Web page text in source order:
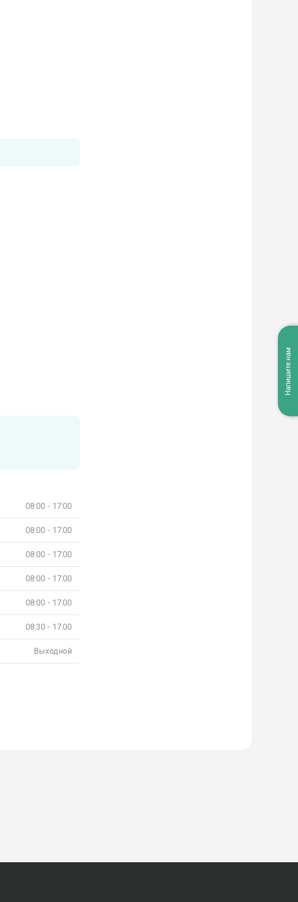
08:00 - 17:00
08:00 - 17:00
08:00 - 17:00
08:00 - 17:00
08:00 - 17:00
08:30 - 17:00
Выходной
Напишите нам